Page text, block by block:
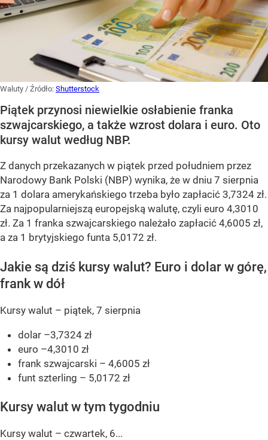
Waluty / Źródło: Shutterstock
Piątek przynosi niewielkie osłabienie franka
szwajcarskiego, a także wzrost dolara i euro. Oto
kursy walut według NBP.
Z danych przekazanych w piątek przed południem przez
Narodowy Bank Polski (NBP) wynika, że w dniu 7 sierpnia
za 1 dolara amerykańskiego trzeba było zapłacić 3,7324 zł.
Za najpopularniejszą europejską walutę, czyli euro 4,3010
zł. Za 1 franka szwajcarskiego należało zapłacić 4,6005 zł,
a za 1 brytyjskiego funta 5,0172 zł.
Jakie są dziś kursy walut? Euro i dolar w górę,
frank w dół
Kursy walut – piątek, 7 sierpnia
dolar –3,7324 zł
euro –4,3010 zł
frank szwajcarski – 4,6005 zł
funt szterling – 5,0172 zł
Kursy walut w tym tygodniu
Kursy walut – czwartek, 6...